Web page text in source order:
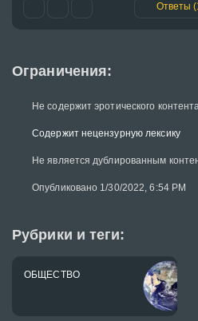
Ограничения:
Не содержит эротического
Содержит нецензурную лексику
Не является дублированным
Опубликовано 1/30/2022, 6:54 PM
Рубрики и теги:
ОБЩЕСТВО
Ответы